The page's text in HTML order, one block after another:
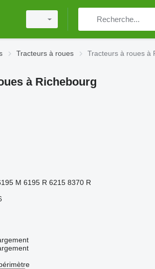
Tracteurs à roues Tracteurs à roues à
à Richebourg
M 6195 R 6215 8370 R